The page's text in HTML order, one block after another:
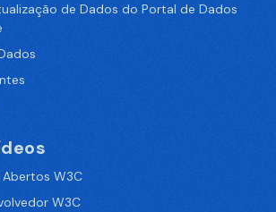
de Dados do Portal de Dados
W3C
W3C